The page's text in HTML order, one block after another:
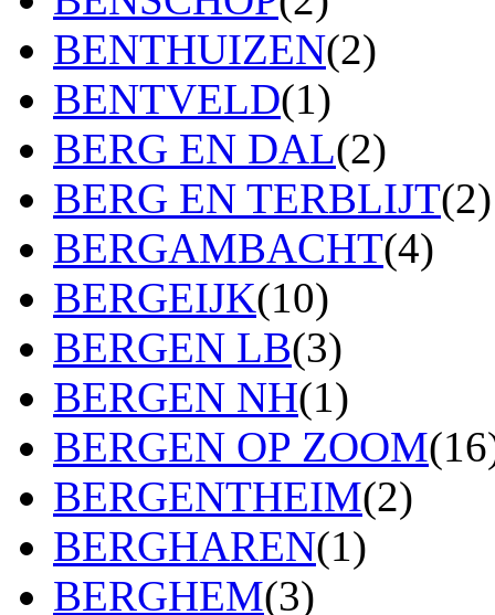
BENTHUIZEN(2)
BENTVELD(1)
BERG EN DAL(2)
BERG EN TERBLIJT(2)
BERGAMBACHT(4)
BERGEIJK(10)
BERGEN LB(3)
BERGEN NH(1)
BERGEN OP ZOOM
BERGENTHEIM(2)
BERGHAREN(1)
BERGHEM(3)